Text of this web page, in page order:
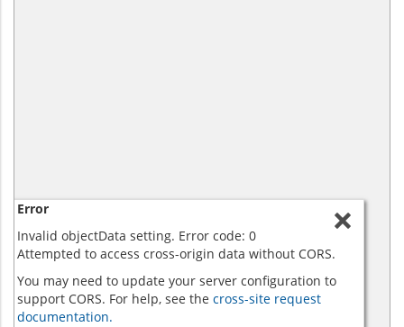
Error
Invalid objectData setting. Error code: 0
Attempted to access cross-origin data without CORS.
You may need to update your server configuration to
support CORS. For help, see the cross-site request
documentation.